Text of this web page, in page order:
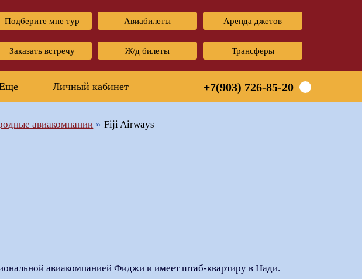
Подберите мне тур Авиабилеты Аренда джетов
Заказать встречу Ж/д билеты Трансферы
Личный кабинет +7(903) 726-85-20
авиакомпании Fiji Airways
авиакомпанией Фиджи и имеет штаб-квартиру в Нади.